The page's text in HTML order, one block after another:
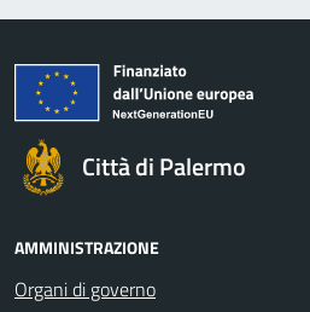
Città di Palermo
AMMINISTRAZIONE
Organi di governo